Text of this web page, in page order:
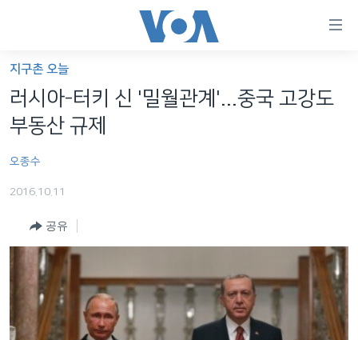
가
능
링
인
츠
로
동
메
세계
라디오
프로그램
주파수 안내
언어 선택
지구촌 오늘
러시아-터키 신 '밀월관계'...중국 고강도
부동산 규제
오종수
2016.10.11
공유